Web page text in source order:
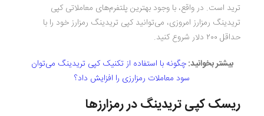
ترید است. در واقع، با وجود بهترین پلتفرم‌های معاملاتی کپی
تریدینگ رمزارز امروزی، می‌توانید کپی تریدینگ رمزارز خود را با
حداقل ۲۰۰ دلار شروع کنید.
بیشتر بخوانید:چگونه با استفاده از تکنیک کپی تریدینگ می‌توان
سود معاملات رمزارزی را افزایش داد؟
ریسک کپی تریدینگ در رمزارزها